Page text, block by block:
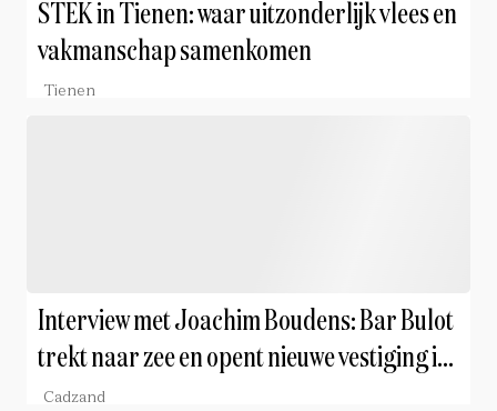
STEK in Tienen: waar uitzonderlijk vlees en
vakmanschap samenkomen
Tienen
Interview met Joachim Boudens: Bar Bulot
trekt naar zee en opent nieuwe vestiging in
Cadzand
Cadzand